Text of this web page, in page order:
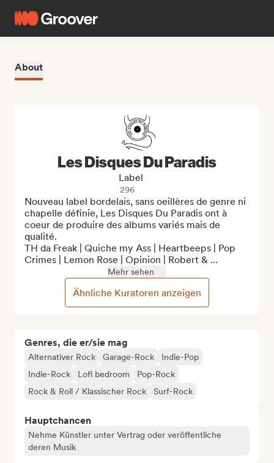
About
Genres, die er/sie mag
Alternativer Rock Garage-Rock
Indie-Pop
Indie-Rock
Lofi bedroom
Pop-Rock
Rock & Roll / Klassischer Rock
Surf-Rock
Hauptchancen
Nehme Künstler unter Vertrag oder veröffentliche
deren Musik
Les Disques Du Paradis
Label
296
Nouveau label bordelais, sans oeillères de genre ni
chapelle définie, Les Disques Du Paradis ont à
coeur de produire des albums variés mais de
qualité.
TH da Freak | Quiche my Ass | Heartbeeps | Pop
Crimes | Lemon Rose | Opinion | Robert & ...
Mehr sehen
Ähnliche Kuratoren anzeigen